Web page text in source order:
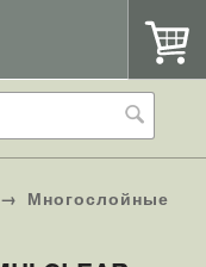
→ Многослойные